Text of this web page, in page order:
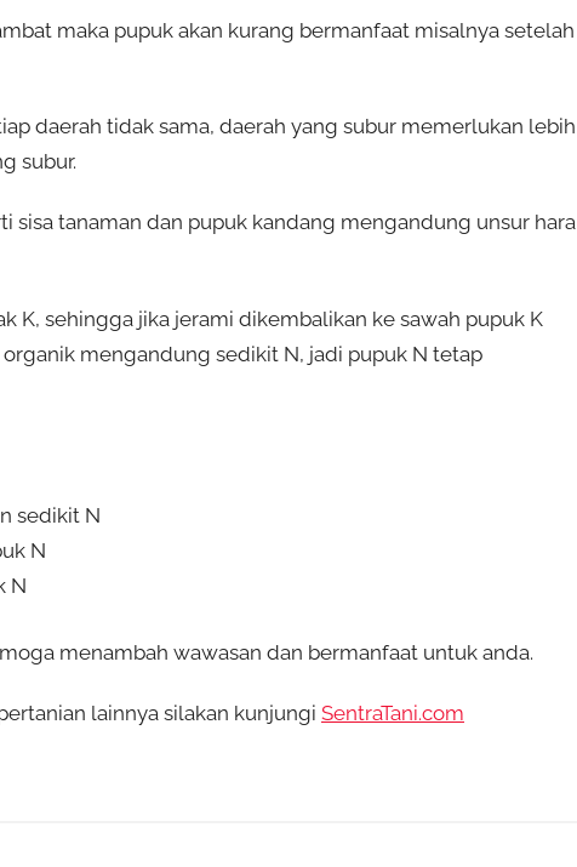
maka pupuk akan kurang bermanfaat misalnya setelah
daerah tidak sama, daerah yang subur memerlukan lebih
subur.
sisa tanaman dan pupuk kandang mengandung unsur hara
K, sehingga jika jerami dikembalikan ke sawah pupuk K
mengandung sedikit N, jadi pupuk N tetap
sedikit N
N
N
menambah wawasan dan bermanfaat untuk anda.
lainnya silakan kunjungi SentraTani.com